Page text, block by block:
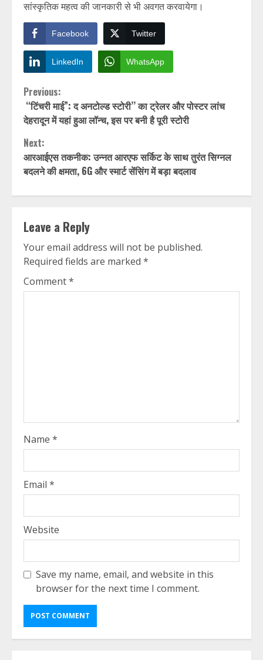
सांस्कृतिक महत्व की जानकारी से भी अवगत करवायेगा।
Facebook Twitter
LinkedIn WhatsApp
Continue
Reading
Previous:
‘‘टिंचरी माई”: द अनटोल्ड स्टोरी’’ का ट्रेलर और पोस्टर लांच
देहरादून में यहां हुआ लॉन्च, इस पर बनी है पूरी स्टोरी
Next:
आरआईएस तकनीक: उन्नत आरएफ सर्किट के साथ तुरंत सिग्नल
बदलने की क्षमता, 6G और स्मार्ट सेंसिंग में बड़ा बदलाव
Leave a Reply
Your email address will not be published.
Required fields are marked *
Comment*
Name *
Email *
Website
Save my name, email, and website in this
browser for the next time I comment.